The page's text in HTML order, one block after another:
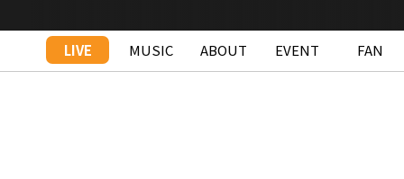
LIVE MUSIC ABOUT EVENT FAN